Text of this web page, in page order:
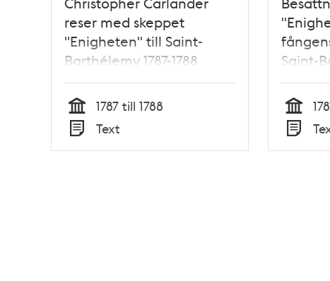
reser med skeppet
"Enigheten" till Saint-
Barthélemy 1787-1788
Tid
1787 till 1788
Typ
Text
Saint-
1788
Tid
Typ